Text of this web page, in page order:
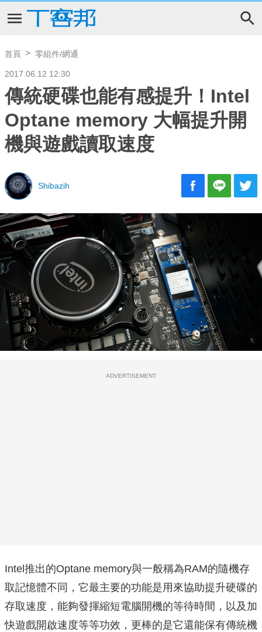
首頁 零組件/網通
2017.06.12 12:30
傳統硬碟也能有感提升！Intel
Optane memory 大幅提升開
機與遊戲讀取速度
Shibazih
ADVERTISEMENT
Intel推出的Optane memory與一般稱為RAM的隨機存
取記憶體不同，它最主要的功能是用來協助提升硬碟的
存取速度，能夠發揮縮短電腦開機的等待時間，以及加
快遊戲開啟速度等等功效，更棒的是它還能保有傳統機